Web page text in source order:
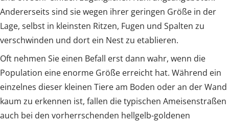
Andererseits sind sie wegen ihrer geringen Größe in der
Lage, selbst in kleinsten Ritzen, Fugen und Spalten zu
verschwinden und dort ein Nest zu etablieren.
Oft nehmen Sie einen Befall erst dann wahr, wenn die
Population eine enorme Größe erreicht hat. Während ein
einzelnes dieser kleinen Tiere am Boden oder an der Wand
kaum zu erkennen ist, fallen die typischen Ameisenstraßen
auch bei den vorherrschenden hellgelb-goldenen